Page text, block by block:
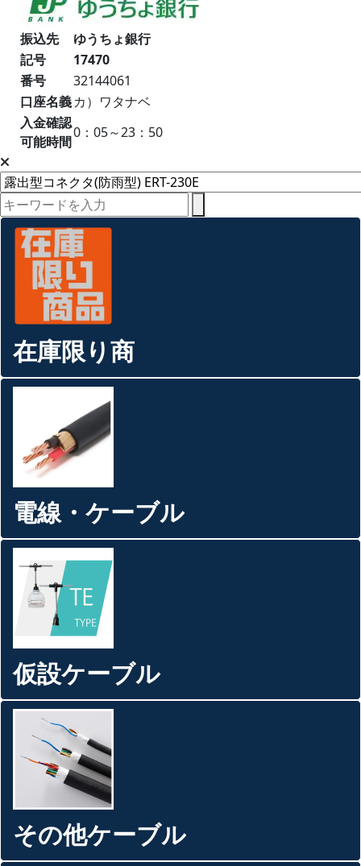
振込先
ゆうちょ銀行
記号
17470
番号
32144061
口座名義カ）ワタナベ
入金確認
可能時間
0：05～23：50
在庫限り商
電線・ケーブル
仮設ケーブル
その他ケーブル